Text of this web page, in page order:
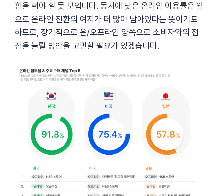
힘을 써야 할 듯 보입니다. 동시에 낮은 온라인 이용률은 앞
으로 온라인 전환의 여지가 더 많이 남아있다는 뜻이기도
하므로, 장기적으로 온/오프라인 양쪽으로 소비자와의 접
점을 늘릴 방안을 고민할 필요가 있겠습니다.